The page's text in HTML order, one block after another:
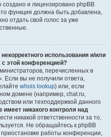
и лицензировано phpBB
функция должна быть добавлена,
отдать свой голос за уже
использования и/или
этой конференцией?
перечисленных в
Если вы не получили ответа,
whois lookup) или, если
домене (например, chat.ru,
или техподдержкой данного
имеет никакого контроля над
никакой ответственности за то,
Не обращайтесь к phpBB
работы конференции,